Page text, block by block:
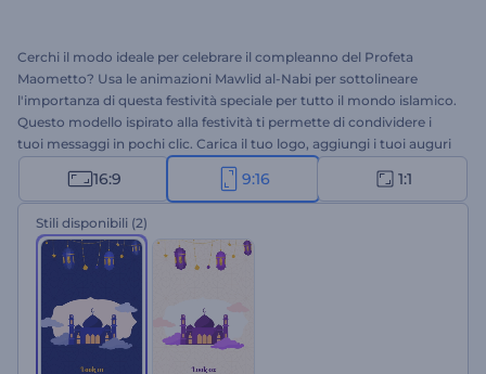
Cerchi il modo ideale per celebrare il compleanno del Profeta
Maometto? Usa le animazioni Mawlid al-Nabi per sottolineare
l'importanza di questa festività speciale per tutto il mondo islamico.
Questo modello ispirato alla festività ti permette di condividere i
tuoi messaggi in pochi clic. Carica il tuo logo, aggiungi i tuoi auguri
e attendi qualche minuto per ottenere il tuo video animato.
Perfetto per inviti, auguri, introduzioni di presentazioni e molti altri
progetti. Provalo subito!
16:9 9:16 1:1
Stili disponibili (2)